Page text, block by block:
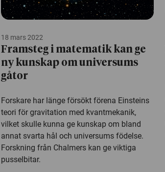
18 mars 2022
Framsteg i matematik kan ge
ny kunskap om universums
gåtor
Forskare har länge försökt förena Einsteins
teori för gravitation med kvantmekanik,
vilket skulle kunna ge kunskap om bland
annat svarta hål och universums födelse.
Forskning från Chalmers kan ge viktiga
pusselbitar.